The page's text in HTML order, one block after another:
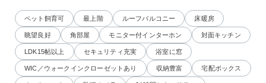
ペット飼育可 最上階 ルーフバルコニー 床暖房
眺望良好 角部屋 モニター付インターホン 対面キッチン
LDK15帖以上 セキュリティ充実 浴室に窓
WIC／ウォークインクローゼットあり 収納豊富 宅配ボックス